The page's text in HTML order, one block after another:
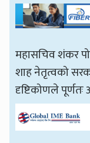
महासचिव शंकर
शाह नेतृत्वको
दृष्टिकोणले